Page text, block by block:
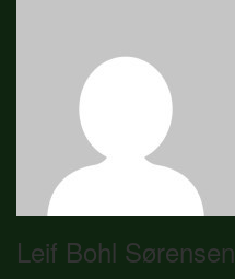
Leif Bohl Sørensen